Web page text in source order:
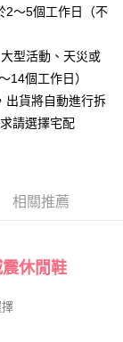
款。
商店將以您的個人
集、處理及利用，
更正。
userRule
2～5個工作日（不
型活動、天災或
14個工作日）
出貨將自動進行拆
請選擇宅配
相關推薦
休閒鞋